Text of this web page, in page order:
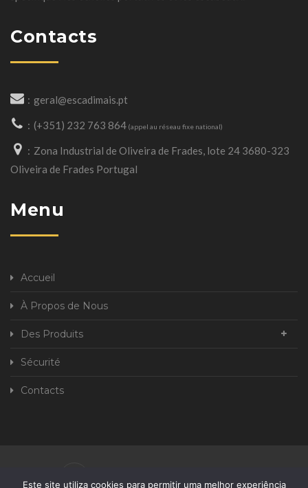
Contacts
geral@escadimais.pt
(+351) 232 763 864 (appel au réseau fixe national)
Zona Industrial de Oliveira de Frades, lote 24 3680-323
Oliveira de Frades Portugal
Menu
Accueil
À Propos de Nous
Des Produits
Sécurité
Contacts
Este site utiliza cookies para permitir uma melhor experiência